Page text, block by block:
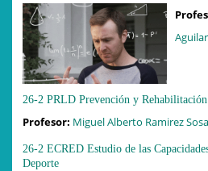
Aguilar
26-2 PRLD Prevención y
Profesor: Miguel Alberto Ramirez Sosa
26-2 ECRED Estudio de las
Deporte